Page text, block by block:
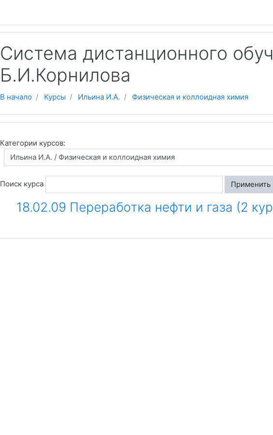
Система дистанционного
Б.И.Корнилова
В начало Курсы Ильина И.А. Физическая и коллоидная химия
Категории курсов:
Поиск курса Применить
18.02.09 Переработка нефти и газа (2